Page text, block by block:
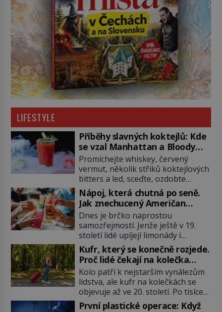
LIFESTYLE
Příběhy slavných koktejlů: Kde
se vzal Manhattan a Bloody
Mary?
Promíchejte whiskey, červený
vermut, několik střiků koktejlových
bitters a led, sceďte, ozdobte
koktejlovou třešinkou a tadá…
Manhattan je tu! A pokud to má být
skutečně on, dejte si pozor, ať
místo klasické americké rye
whiskey či klidně bourbonu
nepoužijete skotskou whisku. Co
se stane? Inu, koktejl bude stále
skvělý, ale už to nebude
Manhattan ale […]
Nápoj, která chutná po seně.
Jak znechucený Američan
vymyslel brčko
Dnes je brčko naprostou
samozřejmostí. Jenže ještě v 19.
století lidé upíjejí limonády i
koktejly dutými stébly žita nebo
žitné slámy. Fungují sice dobře,
mají ale jednu nepříjemnou
vlastnost po chvíli se rozmáčejí a
nápoji dodávají travnatou příchuť.
Právě tahle drobná nepříjemnost
přivede amerického výrobce
Kufr, který se konečně rozjede.
Proč lidé čekají na kolečka
téměř pět tisíc let?
Kolo patří k nejstarším vynálezům
lidstva, ale kufr na kolečkách se
objevuje až ve 20. století. Po tisíce
let lidé vláčejí těžká zavazadla v
První plastické operace: Když